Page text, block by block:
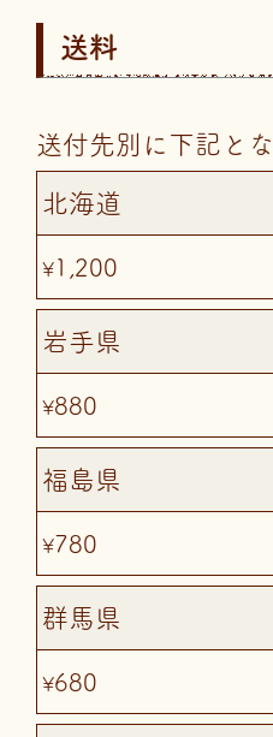
送料
送付先別に下記と
北海道
¥1,200
岩手県
¥880
福島県
¥780
群馬県
¥680